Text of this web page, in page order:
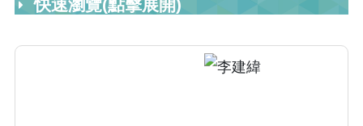
快速瀏覽(點擊展開)